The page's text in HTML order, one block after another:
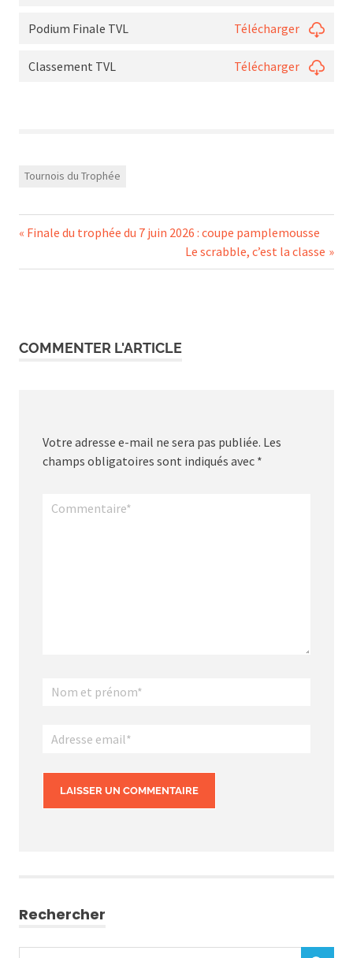
Podium Finale TVL Télécharger
Classement TVL Télécharger
Tournois du Trophée
Navigation
de
Previous
Finale du trophée du 7 juin 2026 : coupe pamplemousse
Next
Post:
Le scrabble, c’est la classe
COMMENTER L'ARTICLE
Votre adresse e-mail ne sera pas publiée. Les
champs obligatoires sont indiqués avec *
Rechercher